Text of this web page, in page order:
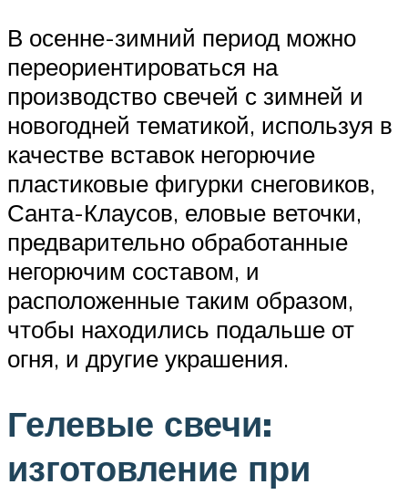
В осенне-зимний период можно
переориентироваться на
производство свечей с зимней и
новогодней тематикой, используя в
качестве вставок негорючие
пластиковые фигурки снеговиков,
Санта-Клаусов, еловые веточки,
предварительно обработанные
негорючим составом, и
расположенные таким образом,
чтобы находились подальше от
огня, и другие украшения.
Гелевые свечи:
изготовление при